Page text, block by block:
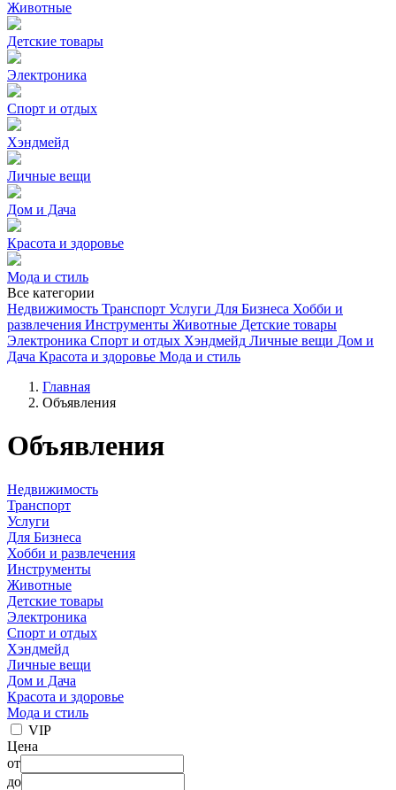
Животные
Детские товары
Электроника
Спорт и отдых
Хэндмейд
Личные вещи
Дом и Дача
Красота и здоровье
Мода и стиль
Все категории
Недвижимость Транспорт Услуги Для Бизнеса Хобби и
развлечения Инструменты Животные Детские товары
Электроника Спорт и отдых Хэндмейд Личные вещи Дом и
Дача Красота и здоровье Мода и стиль
Главная
Объявления
Объявления
Недвижимость
Транспорт
Услуги
Для Бизнеса
Хобби и развлечения
Инструменты
Животные
Детские товары
Электроника
Спорт и отдых
Хэндмейд
Личные вещи
Дом и Дача
Красота и здоровье
Мода и стиль
VIP
Цена
от
до